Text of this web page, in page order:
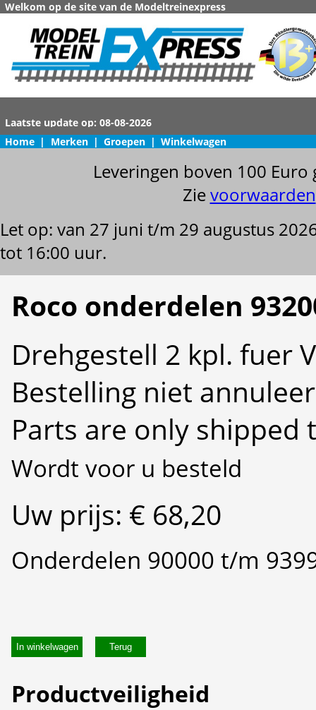
Welkom op de site van de Modeltreinexpress
Home | Merken | Groepen | Winkelwagen
Leveringen boven 100
Zievoorwaarden
Let op: van 27 juni t/m 29 augustus
tot 16:00 uur.
Roco onderdelen
Drehgestell 2 kpl. fuer
Bestelling niet
Parts are only shipped
Wordt voor u besteld
Uw prijs: € 68,20
Onderdelen 90000 t/m
In winkelwagen
Productveiligheid